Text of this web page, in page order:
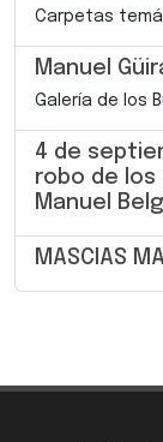
Carpetas
Manuel
Galería de los
4 de
robo de los
Manuel
MASCIAS